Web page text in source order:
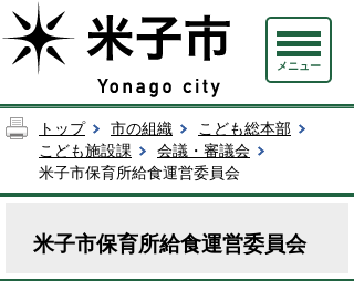
メニュー
トップ 市の組織
こども総本部
こども施設課
会議・審議会
米子市保育所給食運営委員会
米子市保育所給食運営委員会